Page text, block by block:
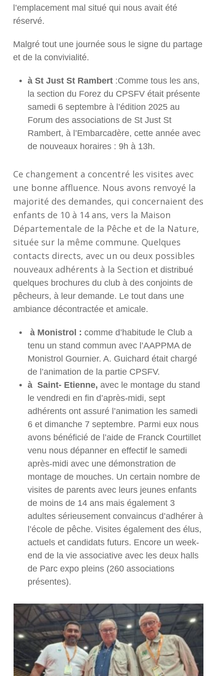
l’emplacement mal situé qui nous avait été
réservé.
Malgré tout une journée sous le signe du partage
et de la convivialité.
à St Just St Rambert:Comme tous les ans,
la section du Forez du CPSFV était présente
samedi 6 septembre à l’édition 2025 au
Forum des associations de St Just St
Rambert, à l’Embarcadère, cette année avec
de nouveaux horaires : 9h à 13h.
Ce changement a concentré les visites avec
une bonne affluence. Nous avons renvoyé la
majorité des demandes, qui concernaient des
enfants de 10 à 14 ans, vers la Maison
Départementale de la Pêche et de la Nature,
située sur la même commune. Quelques
contacts directs, avec un ou deux possibles
nouveaux adhérents à la Section et distribué
quelques brochures du club à des conjoints de
pêcheurs, à leur demande. Le tout dans une
ambiance décontractée et amicale.
à Monistrol : comme d’habitude le Club a
tenu un stand commun avec l’AAPPMA de
Monistrol Gournier. A. Guichard était chargé
de l’animation de la partie CPSFV.
à Saint- Etienne, avec le montage du stand
le vendredi en fin d’après-midi, sept
adhérents ont assuré l’animation les samedi
6 et dimanche 7 septembre. Parmi eux nous
avons bénéficié de l’aide de Franck Courtillet
venu nous dépanner en effectif le samedi
après-midi avec une démonstration de
montage de mouches. Un certain nombre de
visites de parents avec leurs jeunes enfants
de moins de 14 ans mais également 3
adultes sérieusement convaincus d’adhérer à
l’école de pêche. Visites également des élus,
actuels et candidats futurs. Encore un week-
end de la vie associative avec les deux halls
de Parc expo pleins (260 associations
présentes).